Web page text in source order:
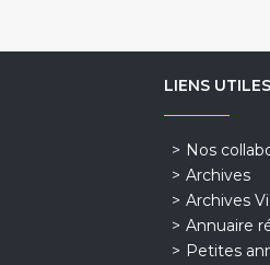
LIENS UTILES
Nos
Archives
Archives
Annuaire
Petites